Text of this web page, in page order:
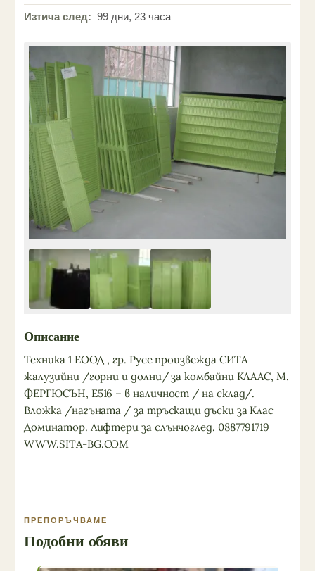
Изтича след: 99 дни, 23 часа
Описание
Техника 1 ЕООД , гр. Русе произвежда СИТА
жалузийни /горни и долни/ за комбайни КЛААС, М.
ФЕРГЮСЪН, Е516 – в наличност / на склад/.
Вложка /нагъната / за тръскащи дъски за Клас
Доминатор. Лифтери за слънчоглед. 0887791719
WWW.SITA-BG.COM
ПРЕПОРЪЧВАМЕ
Подобни обяви